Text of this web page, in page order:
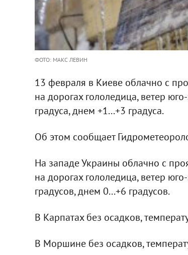
ФОТО: МАКС ЛЕВИН
13 февраля в Киеве облачно с
на дорогах гололедица, ветер
градуса, днем +1...+3 градуса.
Об этом сообщает
На западе Украины облачно с
на дорогах гололедица, ветер
градусов, днем 0...+6 градусов.
В Карпатах без осадков,
В Моршине без осадков,